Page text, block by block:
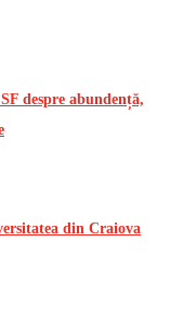
despre abundență,
din Craiova